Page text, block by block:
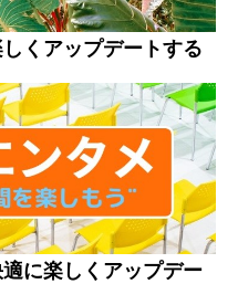
くアップデートする
に楽しくアップデー